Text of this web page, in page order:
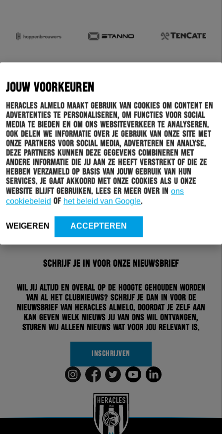
JOUW VOORKEUREN
Heracles Almelo maakt gebruik van cookies om content en
advertenties te personaliseren, om functies voor social
media te bieden en om ons websiteverkeer te analyseren.
Ook delen we informatie over je gebruik van onze site met
onze partners voor social media, adverteren en analyse.
Deze partners kunnen deze gegevens combineren met
andere informatie die jij aan ze heeft verstrekt of die ze
hebben verzameld op basis van jouw gebruik van hun
services. Je gaat akkoord met onze cookies als u onze
website blijft gebruiken. Lees er meer over in ons
cookiebeleid of het beleid van Google.
WEIGEREN ACCEPTEREN
Schrijf je in voor onze nieuwsbrief
Wil jij altijd en overal op de hoogte gehouden worden
van al het clubnieuws? Schrijf je dan in voor de
nieuwsbrief van Heracles Almelo. Doordat je zelf aan
kan geven welk nieuws jij van ons wil ontvangen,
sturen wij alleen nieuws wat voor jou relevant is.
INSCHRIJVEN